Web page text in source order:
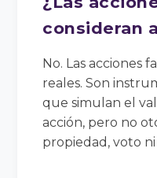
consideran
No. Las acciones
reales. Son
que simulan el
acción, pero no
propiedad, voto